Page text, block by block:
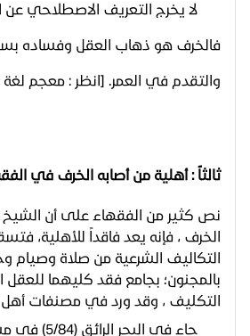
لا يخرج التعريف الاصطلاحي عن
فالخرف هو ذهاب العقل وفساده
والتقدم في العمر. [انظر : معجم لغة
ثالثاً : أهلية من أصابه الخرف في
نص كثير من الفقهاء على أن الشيخ
الخرف ، فإنه يعد فاقداً للأهلية،
التكاليف الشرعية من صلاة وصيام
بالمجنون؛ بجامع فقد كليهما
التكليف ، وقد ورد في مصنفات أهل
جاء في البحر